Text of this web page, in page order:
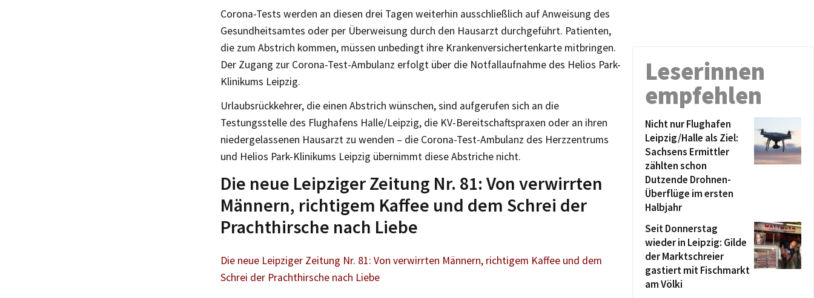
Corona-Tests werden an diesen drei Tagen weiterhin ausschließlich auf Anweisung des
Gesundheitsamtes oder per Überweisung durch den Hausarzt durchgeführt. Patienten,
die zum Abstrich kommen, müssen unbedingt ihre Krankenversichertenkarte mitbringen.
Der Zugang zur Corona-Test-Ambulanz erfolgt über die Notfallaufnahme des Helios Park-
Klinikums Leipzig.
Urlaubsrückkehrer, die einen Abstrich wünschen, sind aufgerufen sich an die
Testungsstelle des Flughafens Halle/Leipzig, die KV-Bereitschaftspraxen oder an ihren
niedergelassenen Hausarzt zu wenden – die Corona-Test-Ambulanz des Herzzentrums
und Helios Park-Klinikums Leipzig übernimmt diese Abstriche nicht.
Die neue Leipziger Zeitung Nr. 81: Von verwirrten
Männern, richtigem Kaffee und dem Schrei der
Prachthirsche nach Liebe
Die neue Leipziger Zeitung Nr. 81: Von verwirrten Männern, richtigem Kaffee und dem
Schrei der Prachthirsche nach Liebe
Leserinnen
empfehlen
Nicht nur Flughafen
Leipzig/Halle als Ziel:
Sachsens Ermittler
zählten schon
Dutzende Drohnen-
Überflüge im ersten
Halbjahr
Seit Donnerstag
wieder in Leipzig: Gilde
der Marktschreier
gastiert mit Fischmarkt
am Völki